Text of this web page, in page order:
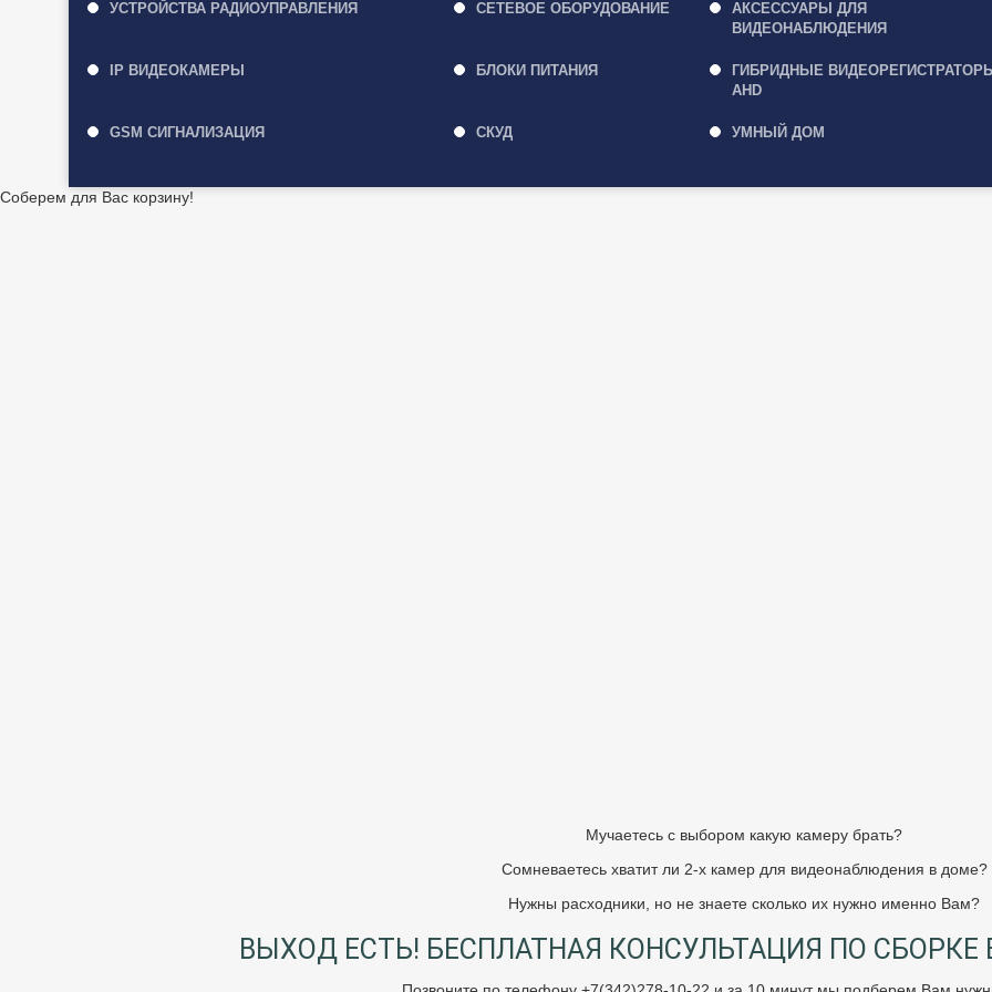
УСТРОЙСТВА РАДИОУПРАВЛЕНИЯ СЕТЕВОЕ ОБОРУДОВАНИЕ
АКСЕССУАРЫ ДЛЯ
ВИДЕОНАБЛЮДЕНИЯ
IP ВИДЕОКАМЕРЫ БЛОКИ ПИТАНИЯ
ГИБРИДНЫЕ
AHD
GSM СИГНАЛИЗАЦИЯ СКУД УМНЫЙ ДОМ
Соберем для Вас корзину!
Мучаетесь с выбором какую камеру брать?
Сомневаетесь хватит ли 2-х камер для видеонаблюдения в доме?
Нужны расходники, но не знаете сколько их нужно именно Вам?
ВЫХОД ЕСТЬ! БЕСПЛАТНАЯ КОНСУЛЬТАЦИЯ ПО